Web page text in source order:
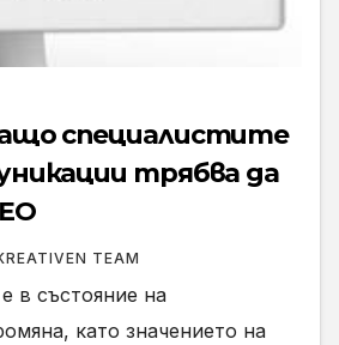
специалистите
трябва да
TEAM
в състояние на
като значението на